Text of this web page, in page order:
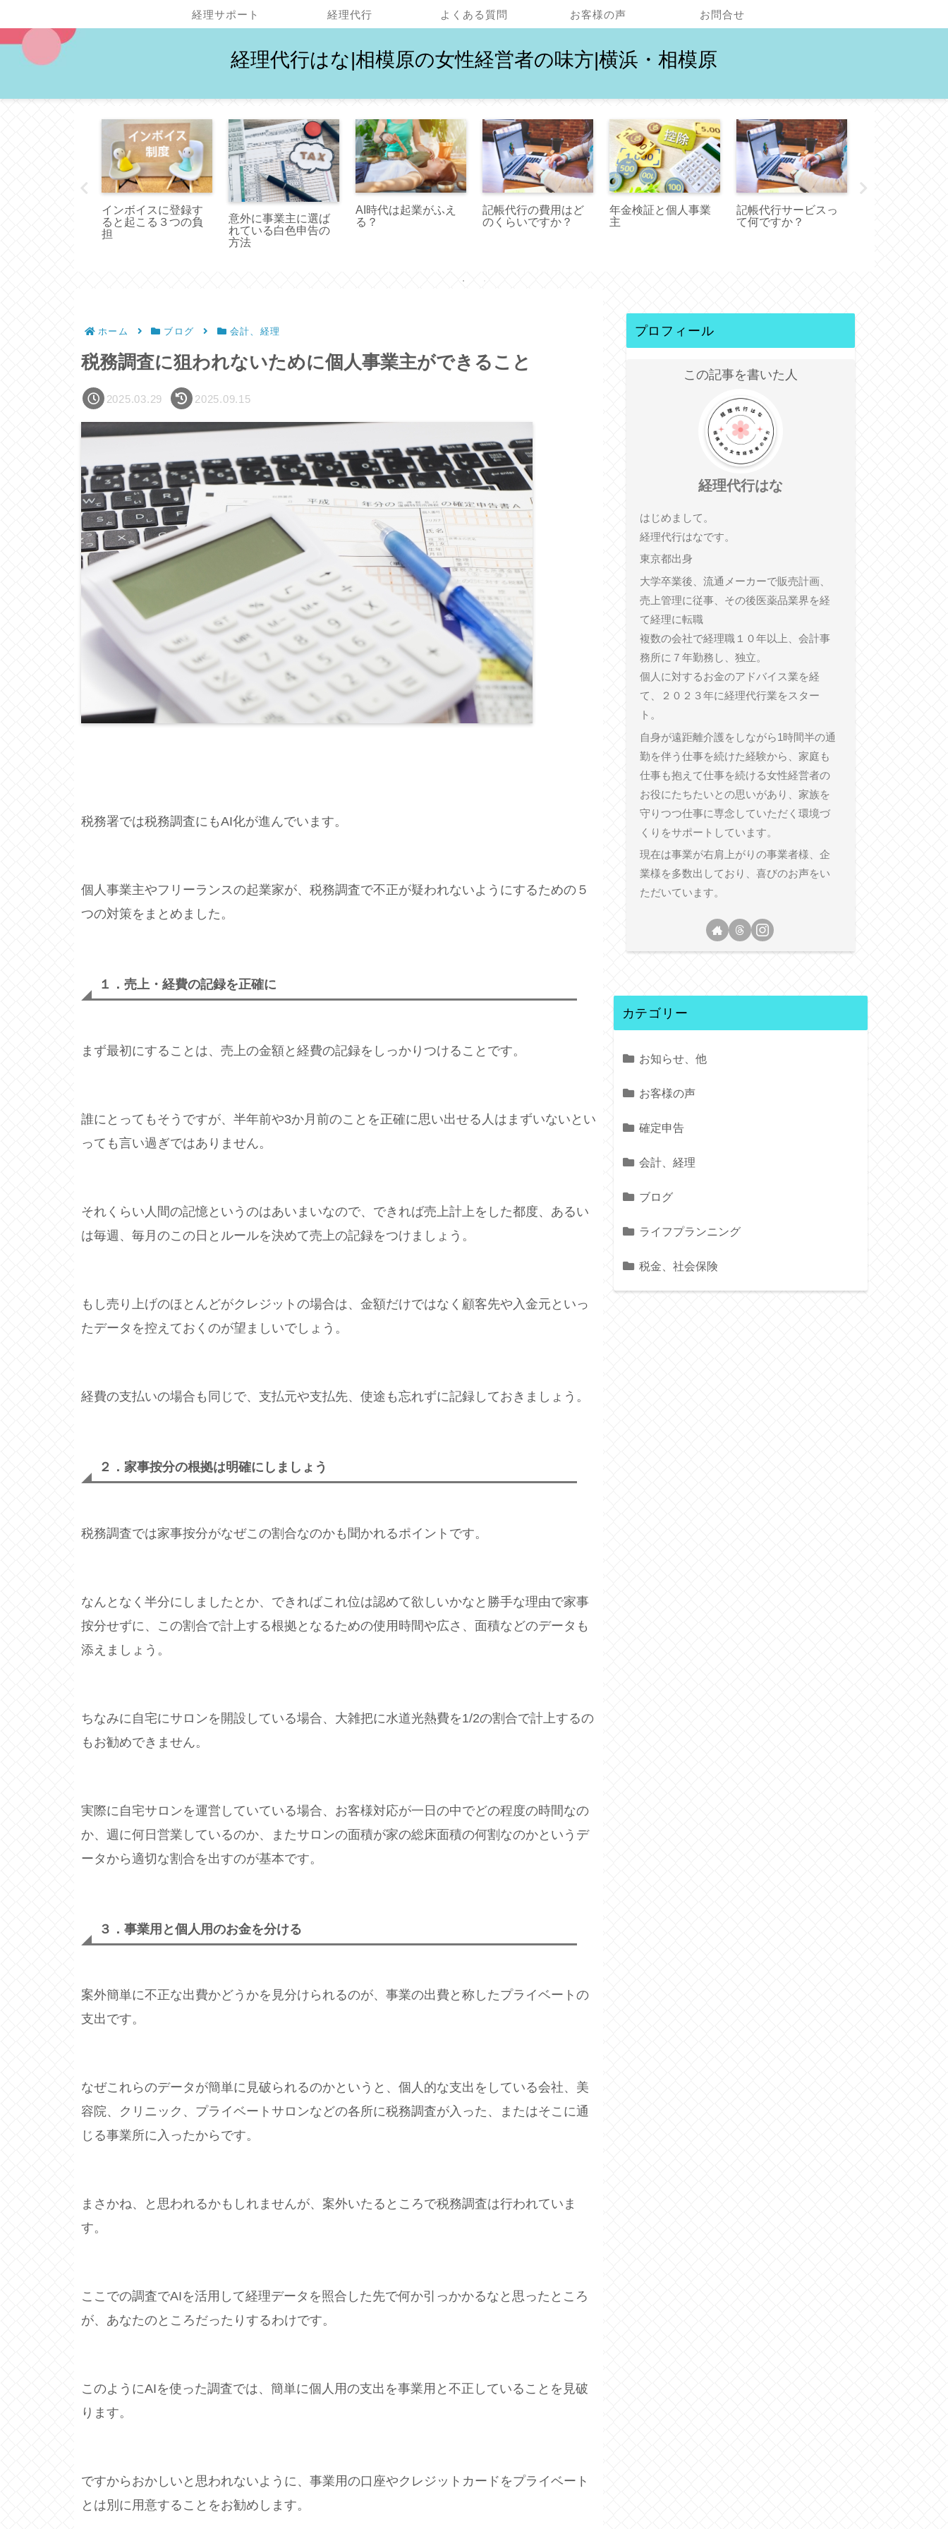
経理代行はな|相模原の女性経営者の味方|横浜・相模原
経理サポート 経理代行 よくある質問 お客様の声 お問合せ
インボイスに登録す
ると起こる３つの負
担
意外に事業主に選ば
れている白色申告の
方法
AI時代は起業がふえ
る？
記帳代行の費用はど
のくらいですか？
年金検証と個人事業
主
記帳代行サービスっ
て何ですか？
ホーム ブログ 会計、経理
税務調査に狙われないために個人事業主ができること
2025.03.29 2025.09.15
税務署では税務調査にもAI化が進んでいます。
個人事業主やフリーランスの起業家が、税務調査で不正が疑われないようにするための５
つの対策をまとめました。
１． 売上・経費の記録を正確に
まず最初にすることは、売上の金額と経費の記録をしっかりつけることです。
誰にとってもそうですが、半年前や3か月前のことを正確に思い出せる人はまずいないとい
っても言い過ぎではありません。
それくらい人間の記憶というのはあいまいなので、できれば売上計上をした都度、あるい
は毎週、毎月のこの日とルールを決めて売上の記録をつけましょう。
もし売り上げのほとんどがクレジットの場合は、金額だけではなく顧客先や入金元といっ
たデータを控えておくのが望ましいでしょう。
経費の支払いの場合も同じで、支払元や支払先、使途も忘れずに記録しておきましょう。
２．家事按分の根拠は明確にしましょう
税務調査では家事按分がなぜこの割合なのかも聞かれるポイントです。
なんとなく半分にしましたとか、できればこれ位は認めて欲しいかなと勝手な理由で家事
按分せずに、この割合で計上する根拠となるための使用時間や広さ、面積などのデータも
添えましょう。
ちなみに自宅にサロンを開設している場合、大雑把に水道光熱費を1/2の割合で計上するの
もお勧めできません。
実際に自宅サロンを運営していている場合、お客様対応が一日の中でどの程度の時間なの
か、週に何日営業しているのか、またサロンの面積が家の総床面積の何割なのかというデ
ータから適切な割合を出すのが基本です。
３． 事業用と個人用のお金を分ける
案外簡単に不正な出費かどうかを見分けられるのが、事業の出費と称したプライベートの
支出です。
なぜこれらのデータが簡単に見破られるのかというと、個人的な支出をしている会社、美
容院、クリニック、プライベートサロンなどの各所に税務調査が入った、またはそこに通
じる事業所に入ったからです。
まさかね、と思われるかもしれませんが、案外いたるところで税務調査は行われていま
す。
ここでの調査でAIを活用して経理データを照合した先で何か引っかかるなと思ったところ
が、あなたのところだったりするわけです。
このようにAIを使った調査では、簡単に個人用の支出を事業用と不正していることを見破
ります。
ですからおかしいと思われないように、事業用の口座やクレジットカードをプライベート
とは別に用意することをお勧めします。
プロフィール
この記事を書いた人
経理代行はな
はじめまして。
経理代行はなです。
東京都出身
大学卒業後、流通メーカーで販売計画、
売上管理に従事、その後医薬品業界を経
て経理に転職
複数の会社で経理職１０年以上、会計事
務所に７年勤務し、独立。
個人に対するお金のアドバイス業を経
て、２０２３年に経理代行業をスター
ト。
自身が遠距離介護をしながら1時間半の通
勤を伴う仕事を続けた経験から、家庭も
仕事も抱えて仕事を続ける女性経営者の
お役にたちたいとの思いがあり、家族を
守りつつ仕事に専念していただく環境づ
くりをサポートしています。
現在は事業が右肩上がりの事業者様、企
業様を多数出しており、喜びのお声をい
ただいています。
カテゴリー
お知らせ、他
お客様の声
確定申告
会計、経理
ブログ
ライフプランニング
税金、社会保険